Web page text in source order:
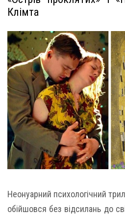
Клімта
Неонуарний психологічний
обійшовся без відсилань до